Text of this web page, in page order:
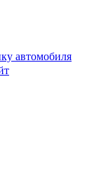
автомобиля